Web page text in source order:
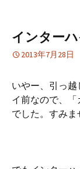
インター
2013年7月28日
いやー、引っ
イ前なので、
でした。すみま